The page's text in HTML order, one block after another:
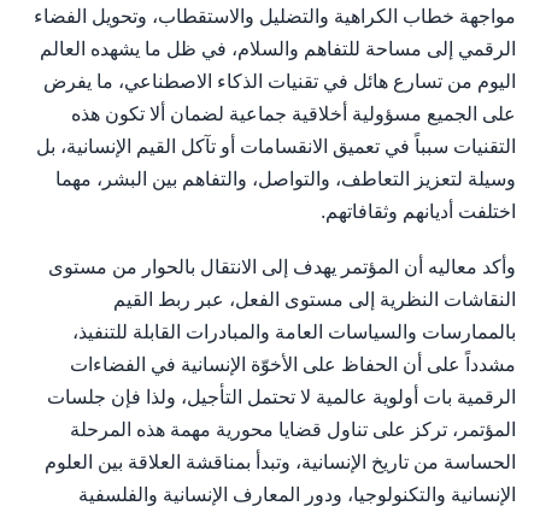
مواجهة خطاب الكراهية والتضليل والاستقطاب، وتحويل الفضاء
الرقمي إلى مساحة للتفاهم والسلام، في ظل ما يشهده العالم
اليوم من تسارع هائل في تقنيات الذكاء الاصطناعي، ما يفرض
على الجميع مسؤولية أخلاقية جماعية لضمان ألا تكون هذه
التقنيات سبباً في تعميق الانقسامات أو تآكل القيم الإنسانية، بل
وسيلة لتعزيز التعاطف، والتواصل، والتفاهم بين البشر، مهما
اختلفت أديانهم وثقافاتهم.
وأكد معاليه أن المؤتمر يهدف إلى الانتقال بالحوار من مستوى
النقاشات النظرية إلى مستوى الفعل، عبر ربط القيم
بالممارسات والسياسات العامة والمبادرات القابلة للتنفيذ،
مشدداً على أن الحفاظ على الأخوّة الإنسانية في الفضاءات
الرقمية بات أولوية عالمية لا تحتمل التأجيل، ولذا فإن جلسات
المؤتمر، تركز على تناول قضايا محورية مهمة هذه المرحلة
الحساسة من تاريخ الإنسانية، وتبدأ بمناقشة العلاقة بين العلوم
الإنسانية والتكنولوجيا، ودور المعارف الإنسانية والفلسفية